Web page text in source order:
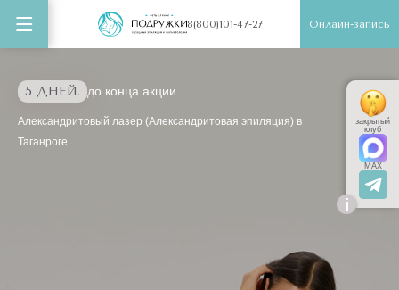
8(800)101-47-27 Онлайн-запись
5 ДНЕЙ. до конца акции
Александритовый лазер (Александритовая эпиляция) в
Таганроге
i
закрытый
клуб
MAX